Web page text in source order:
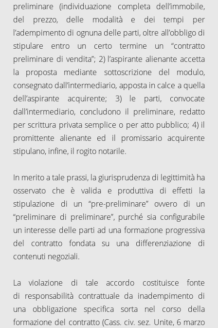
preliminare (individuazione completa dell’immobile,
del prezzo, delle modalità e dei tempi per
l’adempimento di ognuna delle parti, oltre all’obbligo di
stipulare entro un certo termine un “contratto
preliminare di vendita”; 2) l’aspirante alienante accetta
la proposta mediante sottoscrizione del modulo,
consegnato dall’intermediario, apposta in calce a quella
dell’aspirante acquirente; 3) le parti, convocate
dall’intermediario, concludono il preliminare, redatto
per scrittura privata semplice o per atto pubblico; 4) il
promittente alienante ed il promissario acquirente
stipulano, infine, il rogito notarile.
In merito a tale prassi, la giurisprudenza di legittimità ha
osservato che è valida e produttiva di effetti la
stipulazione di un “pre-preliminare” ovvero di un
“preliminare di preliminare”, purché sia configurabile
un interesse delle parti ad una formazione progressiva
del contratto fondata su una differenziazione di
contenuti negoziali.
La violazione di tale accordo costituisce fonte
di responsabilità contrattuale da inadempimento di
una obbligazione specifica sorta nel corso della
formazione del contratto (Cass. civ. sez. Unite, 6 marzo